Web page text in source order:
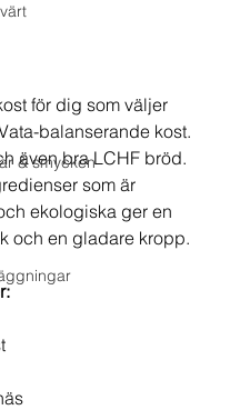
& smycken
för dig som väljer
balanserande kost.
även bra LCHF bröd.
som är
ekologiska ger en
och en gladare kropp.